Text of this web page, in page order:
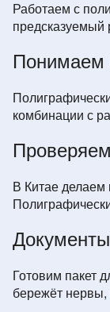
Работаем с
предсказуемый
Понимаем
комбинации с
В Китае делаем
Готовим пакет
бережёт нервы,